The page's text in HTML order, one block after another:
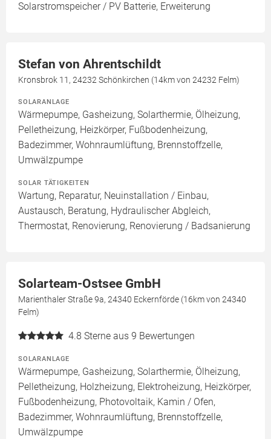
Solarstromspeicher / PV Batterie, Erweiterung
Stefan von Ahrentschildt
Kronsbrok 11, 24232 Schönkirchen (14km von 24232 Felm)
SOLARANLAGE
Wärmepumpe, Gasheizung, Solarthermie, Ölheizung,
Pelletheizung, Heizkörper, Fußbodenheizung,
Badezimmer, Wohnraumlüftung, Brennstoffzelle,
Umwälzpumpe
SOLAR TÄTIGKEITEN
Wartung, Reparatur, Neuinstallation / Einbau,
Austausch, Beratung, Hydraulischer Abgleich,
Thermostat, Renovierung, Renovierung / Badsanierung
Solarteam-Ostsee GmbH
Marienthaler Straße 9a, 24340 Eckernförde (16km von 24340
Felm)
4.8 Sterne aus 9 Bewertungen
SOLARANLAGE
Wärmepumpe, Gasheizung, Solarthermie, Ölheizung,
Pelletheizung, Holzheizung, Elektroheizung, Heizkörper,
Fußbodenheizung, Photovoltaik, Kamin / Ofen,
Badezimmer, Wohnraumlüftung, Brennstoffzelle,
Umwälzpumpe